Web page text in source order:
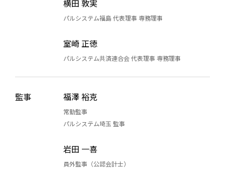
横田 敦実
パルシステム福島 代表理事 専務理事
室崎 正徳
パルシステム共済連合会 代表理事 専務理事
監事 福澤 裕克
常勤監事
パルシステム埼玉 監事
岩田 一喜
員外監事（公認会計士）